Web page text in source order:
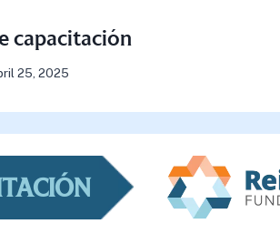
capacitación
25, 2025